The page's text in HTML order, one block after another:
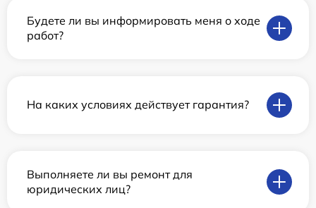
Будете ли вы информировать меня о ходе
работ?
На каких условиях действует гарантия?
Выполняете ли вы ремонт для
юридических лиц?